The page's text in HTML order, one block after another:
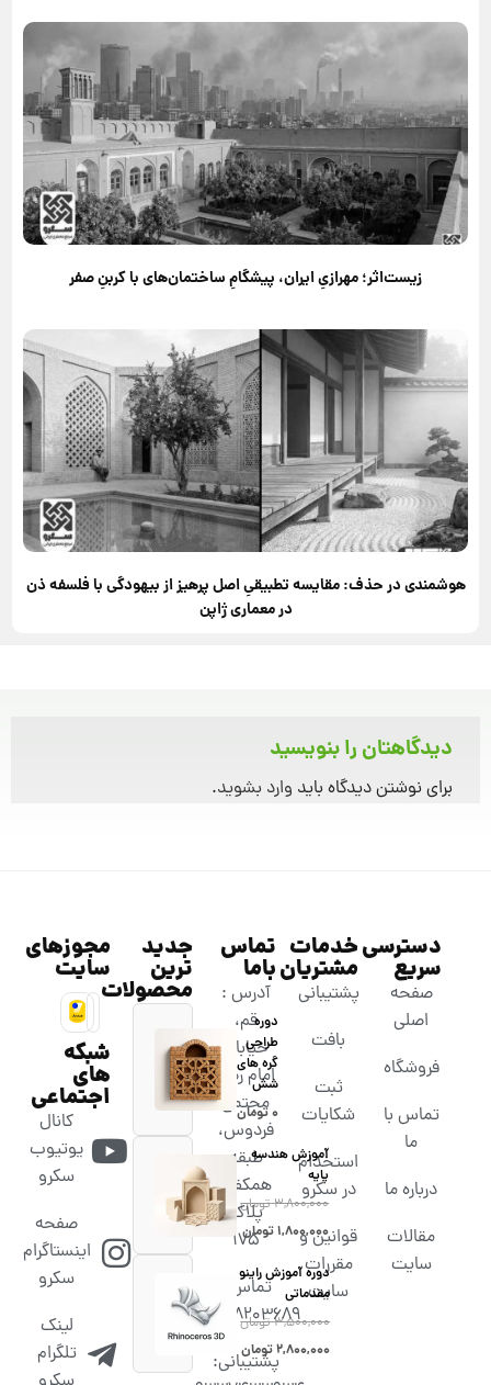
زیست‌اثر؛ مهرازیِ ایران، پیشگامِ ساختمان‌های با کربنِ صفر
هوشمندی در حذف: مقایسه تطبیقیِ اصل پرهیز از بیهودگی با فلسفه ذن
در معماری ژاپن
دیدگاهتان را بنویسید
برای نوشتن دیدگاه باید وارد بشوید.
دسترسی
سریع
صفحه
اصلی
فروشگاه
تماس با
ما
درباره ما
مقالات
سایت
خدمات
مشتریان
پشتیبانی
بافت
ثبت
شکایات
استخدام
در سکرو
قوانین و
مقررات
سایت
تماس
باما
آدرس :
قم،
خیابان
امام رضا،
مجتمع
فردوس،
طبقه
همکف،
پلاک
۱۷۵
تماس :
02538203689
پشتیبانی:
جدید
ترین
محصولات
دوره
طراحی
گره های
شش
۰تومان
آموزش هندسه
پایه
۳,۸۰۰,۰۰۰تومان
۱,۸۰۰,۰۰۰تومان
دوره آموزش راینو
مقدماتی
۳,۵۰۰,۰۰۰تومان
۲,۸۰۰,۰۰۰تومان
مجوزهای
سایت
شبکه
های
اجتماعی
کانال
یوتیوب
سکرو
صفحه
اینستاگرام
سکرو
لینک
تلگرام